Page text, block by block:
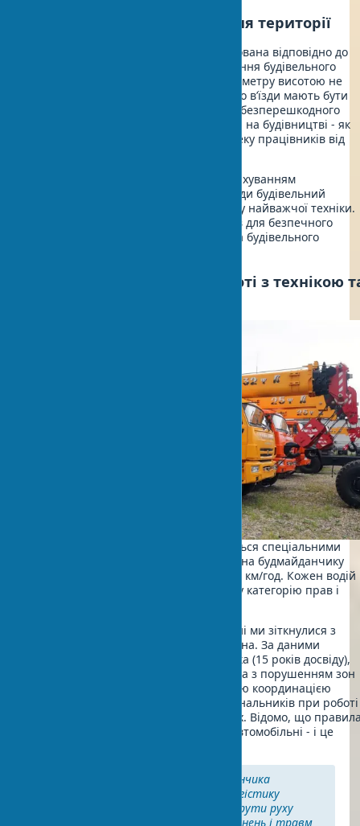
Огородження та планування території
Територія має бути очищена і спланована відповідно до
СНіП безпека будівництво. Огородження будівельного
майданчика встановлюється по периметру висотою не
менше 2 метрів. Слід враховувати, що в’їзди мають бути
шириною щонайменше 4 метри для безперешкодного
проходу спецтехніки. Захисні огорожі на будівництві - як
фортечні стіни, які охороняють безпеку працівників від
Тимчасові дороги проектуються з урахуванням
максимального навантаження. Проїзди будівельний
майданчик повинні витримувати вагу найважчої техніки.
Радіус повороту - не менше 12 метрів для безпечного
маневрування. Правильна підготовка будівельного
Безпека на будові при роботі з технікою
Рух будівельної техніки регламентується спеціальними
правилами. Максимальна швидкість на будмайданчику
становить 10 км/год, на поворотах - 5 км/год. Кожен водій
спецтехніки повинен мати відповідну категорію прав і
На одному з об’єктів у минулому сезоні ми зіткнулися з
проблемою видимості оператора крана. За даними
інженера-експерта Михайла Петренка (15 років досвіду),
"більшість травм від техніки пов’язана з порушенням зон
видимості оператора та недостатньою координацією
робіт". Обов’язкове призначення сигнальників при роботі
кранів і екскаваторів у людних місцях. Відомо, що
безпеки будмайданчик суворіші за автомобільні - і це
Правильна організація майданчика
економить до 20% часу на логістику
матеріалів. Продумані маршрути руху
техніки знижують ризик зіткнень і травм